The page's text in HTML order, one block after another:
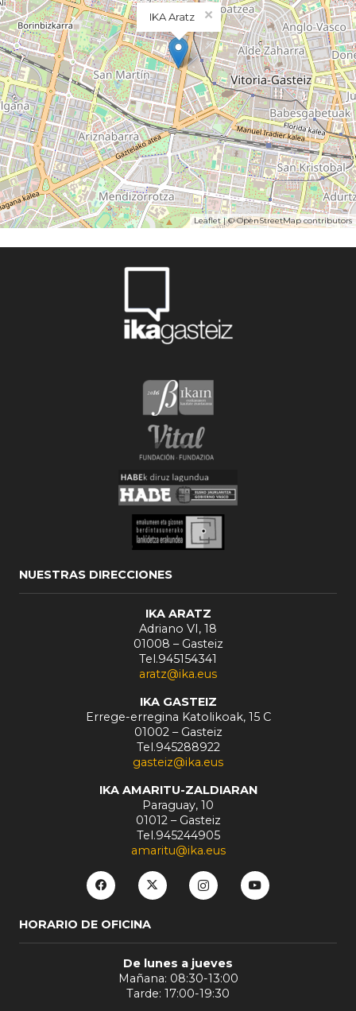
IKA Aratz ×
Leaflet | ©OpenStreetMapcontributors
NUESTRAS DIRECCIONES
IKA ARATZ
Adriano VI, 18
01008 – Gasteiz
Tel.945154341
aratz@ika.eus
IKA GASTEIZ
Errege-erregina Katolikoak, 15 C
01002 – Gasteiz
Tel.945288922
gasteiz@ika.eus
IKA AMARITU-ZALDIARAN
Paraguay, 10
01012 – Gasteiz
Tel.945244905
amaritu@ika.eus
HORARIO DE OFICINA
De lunes a jueves
Mañana: 08:30-13:00
Tarde: 17:00-19:30